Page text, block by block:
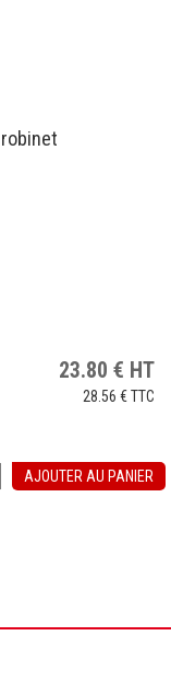
23.80 € HT
28.56 €TTC
AJOUTER AU PANIER